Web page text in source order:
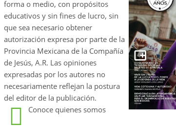
forma o medio, con propósitos
educativos y sin fines de lucro, sin
que sea necesario obtener
autorización expresa por parte de la
Provincia Mexicana de la Compañía
de Jesús, A.R. Las opiniones
expresadas por los autores no
necesariamente reflejan la postura
del editor de la publicación.
Conoce quienes somos